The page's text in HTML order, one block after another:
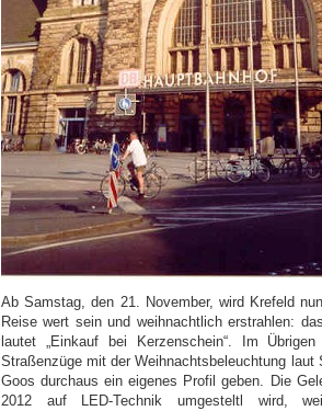
Ab Samstag, den 21. November, wird Krefeld
Reise wert sein und weihnachtlich erstrahlen:
lautet „Einkauf bei Kerzenschein“. Im
Straßenzüge mit der Weihnachtsbeleuchtung laut
Goos durchaus ein eigenes Profil geben. Die
2012 auf LED-Technik umgesteltl wird,